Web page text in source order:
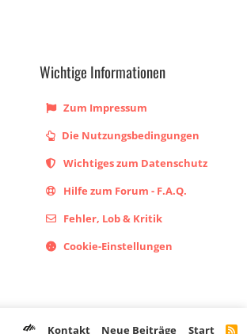
Wichtige Informationen
Zum Impressum
Die Nutzungsbedingungen
Wichtiges zum Datenschutz
Hilfe zum Forum - F.A.Q.
Fehler, Lob & Kritik
Cookie-Einstellungen
Kontakt Neue Beiträge Start R